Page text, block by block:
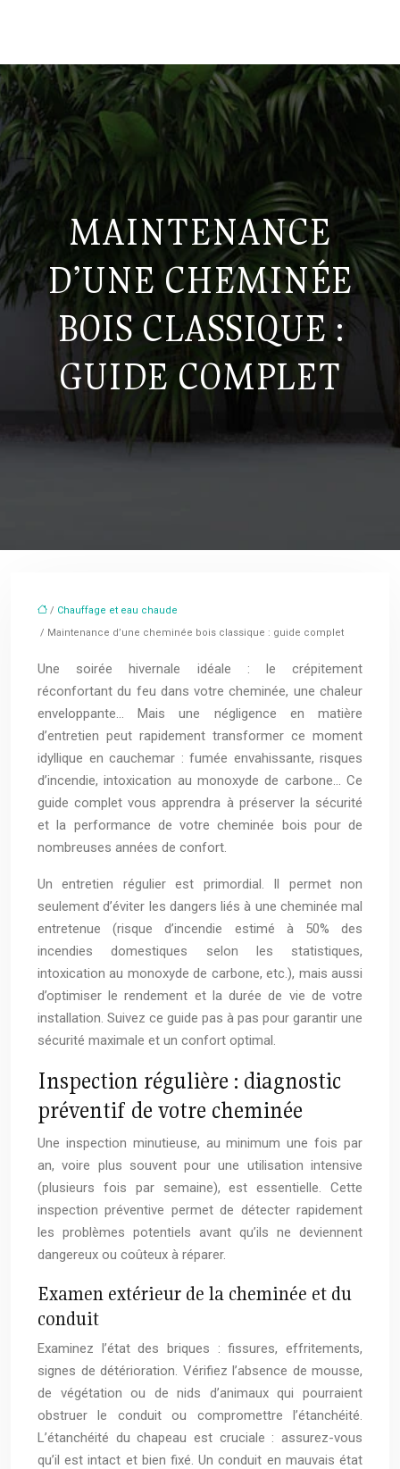
MAINTENANCE
D’UNE CHEMINÉE
BOIS CLASSIQUE :
GUIDE COMPLET
/ Chauffage et eau chaude
/ Maintenance d’une cheminée bois classique : guide complet
Une soirée hivernale idéale : le crépitement
réconfortant du feu dans votre cheminée, une chaleur
enveloppante… Mais une négligence en matière
d’entretien peut rapidement transformer ce moment
idyllique en cauchemar : fumée envahissante, risques
d’incendie, intoxication au monoxyde de carbone… Ce
guide complet vous apprendra à préserver la sécurité
et la performance de votre cheminée bois pour de
nombreuses années de confort.
Un entretien régulier est primordial. Il permet non
seulement d’éviter les dangers liés à une cheminée mal
entretenue (risque d’incendie estimé à 50% des
incendies domestiques selon les statistiques,
intoxication au monoxyde de carbone, etc.), mais aussi
d’optimiser le rendement et la durée de vie de votre
installation. Suivez ce guide pas à pas pour garantir une
sécurité maximale et un confort optimal.
Inspection régulière : diagnostic
préventif de votre cheminée
Une inspection minutieuse, au minimum une fois par
an, voire plus souvent pour une utilisation intensive
(plusieurs fois par semaine), est essentielle. Cette
inspection préventive permet de détecter rapidement
les problèmes potentiels avant qu’ils ne deviennent
dangereux ou coûteux à réparer.
Examen extérieur de la cheminée et du
conduit
Examinez l’état des briques : fissures, effritements,
signes de détérioration. Vérifiez l’absence de mousse,
de végétation ou de nids d’animaux qui pourraient
obstruer le conduit ou compromettre l’étanchéité.
L’étanchéité du chapeau est cruciale : assurez-vous
qu’il est intact et bien fixé. Un conduit en mauvais état